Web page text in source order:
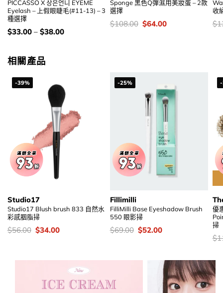
PICCASSO X 상은언니 EYEME
Eyelash – 上假眼睫毛(#11-13) – 3
種選擇
價
錢：
$33.00– $38.00
Sponge 黑色Q彈濕用美妝蛋 – 2款
選擇
價
錢：
$108.00 Original
price
$64.00Current
收
價
錢
$
相關產品
-39%
Studio17
Studio17 Blush brush 833 自然水
彩感胭脂掃
價
錢：
$56.00 Original
price
$34.00Current
-25%
Fillimilli
FilliMilli Base Eyeshadow Brush
550 眼影掃
價
錢：
$69.00 Original
price
$52.00Current
優
掃
價
錢
$